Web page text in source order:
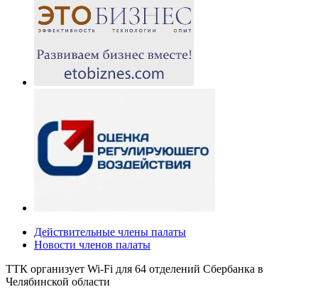
Действительные члены палаты
Новости членов палаты
ТТК организует Wi-Fi для 64 отделений Сбербанка в
Челябинской области